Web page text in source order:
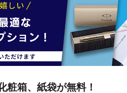
書き味・肌触り滑らかな
タッチペン付きボールペン
最短即
短納期商品
さらさらとした書き心地が
最後まで続く！
筆記ブレ
ストレスフリ
タッチペン付きの
多機能ボールペン！
スマホスタ
など多彩な
チハタ PARKER(パーカー)
セミナー・講演会 女性
粧箱、紙袋が無料！